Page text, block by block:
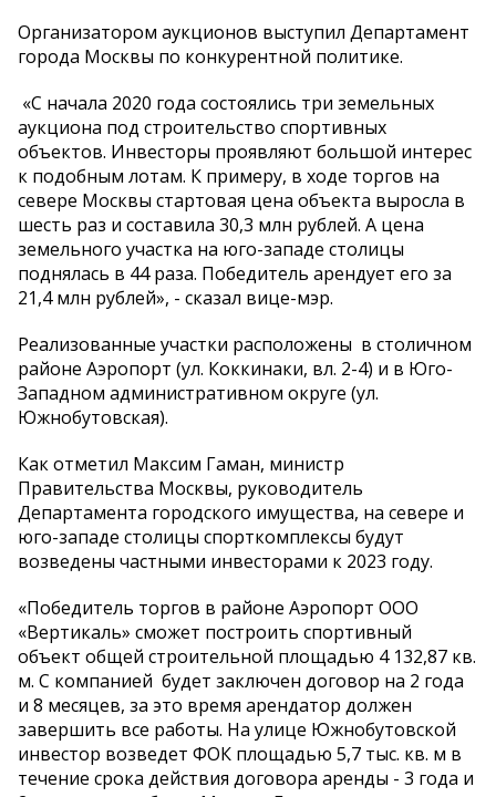
Организатором аукционов выступил Департамент
города Москвы по конкурентной политике.
«С начала 2020 года состоялись три земельных
аукциона под строительство спортивных
объектов. Инвесторы проявляют большой интерес
к подобным лотам. К примеру, в ходе торгов на
севере Москвы стартовая цена объекта выросла в
шесть раз и составила 30,3 млн рублей. А цена
земельного участка на юго-западе столицы
поднялась в 44 раза. Победитель арендует его за
21,4 млн рублей», - сказал вице-мэр.
Реализованные участки расположены в столичном
районе Аэропорт (ул. Коккинаки, вл. 2-4) и в Юго-
Западном административном округе (ул.
Южнобутовская).
Как отметил Максим Гаман, министр
Правительства Москвы, руководитель
Департамента городского имущества, на севере и
юго-западе столицы спорткомплексы будут
возведены частными инвесторами к 2023 году.
«Победитель торгов в районе Аэропорт ООО
«Вертикаль» сможет построить спортивный
объект общей строительной площадью 4 132,87 кв.
м. С компанией будет заключен договор на 2 года
и 8 месяцев, за это время арендатор должен
завершить все работы. На улице Южнобутовской
инвестор возведет ФОК площадью 5,7 тыс. кв. м в
течение срока действия договора аренды - 3 года и